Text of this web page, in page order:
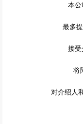
本公
最多
接
将
对介绍人